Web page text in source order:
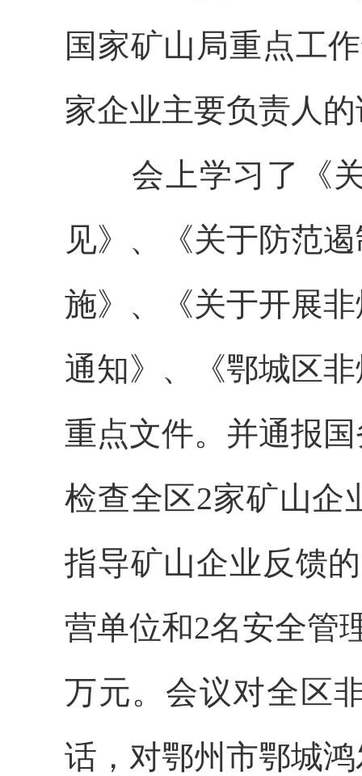
国家矿山局重点工
家企业主要负责人
会上学习了《
见》、《关于防范
施》、《关于开展
通知》、《鄂城区
重点文件。 并通报
检查全区2家矿山企
指导矿山企业反馈
营单位和2名安全管
万元。会议对全区
话，对鄂州市鄂城